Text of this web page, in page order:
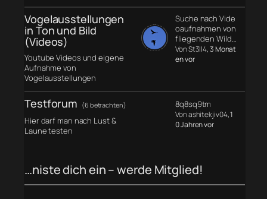
Vogelausstellungen
in Ton und Bild
(Videos)
Youtube Videos und eigene
Aufnahme von
Vogelausstellungen
Suche nach Vide
oaufnahmen von
fliegenden Wild…
Von St3ll4, 3 Monat
en vor
Testforum (6 betrachten)
Hier darf man nach Lust &
Laune testen
8q8sq9tm
Von ashitekjiv04, 1
0 Jahren vor
…niste dich ein – werde Mitglied!